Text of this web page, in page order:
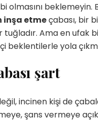
olmasını
inşa etmeçabası, bir
Ama en ufak
yola
şart
incinen kişi de
şans vermeye
Kadınlar
Yörük,
Yetenekli
Kadınlar